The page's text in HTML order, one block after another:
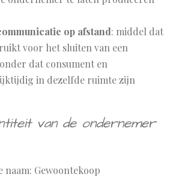
op afstand: middel dat
voor het sluiten van een
dat consument en
in dezelfde ruimte zijn
van de ondernemer
Gewoontekoop